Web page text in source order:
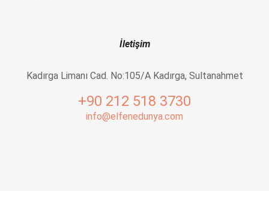
İletişim
Kadırga Limanı Cad. No:105/A Kadırga, Sultanahmet
+90 212 518 3730
info@elfenedunya.com